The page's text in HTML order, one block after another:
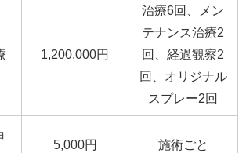
1,200,000円
治療6回、メン
テナンス治療2
回、経過観察2
回、オリジナル
スプレー2回
5,000円 施術ごと